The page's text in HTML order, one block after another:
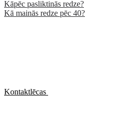
Kāpēc pasliktinās redze?
Kā mainās redze pēc 40?
Kontaktlēcas